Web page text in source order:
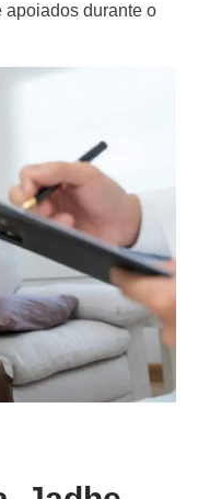
apoiados durante o